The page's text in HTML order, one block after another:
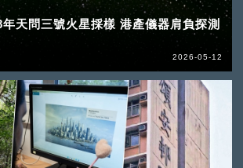
天問三號火星採樣 港產儀器肩負探測
2026-05-12